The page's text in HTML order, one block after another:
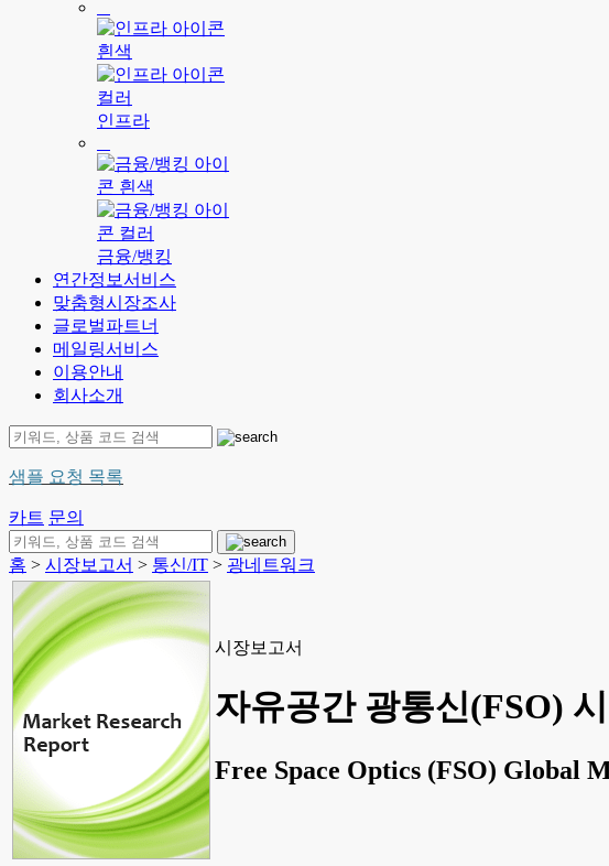
인프라
금융/뱅킹
연간정보서비스
맞춤형시장조사
글로벌파트너
메일링서비스
이용안내
회사소개
샘플 요청 목록
카트 문의
홈 > 시장보고서 > 통신/IT > 광네트워크
시장보고서
자유공간 광통신(FSO)
Free Space Optics (FSO) Global